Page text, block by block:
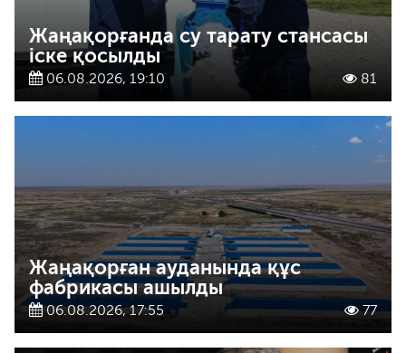
Жаңақорғанда су тарату стансасы
іске қосылды
06.08.2026, 19:10 81
Жаңақорған ауданында құс
фабрикасы ашылды
06.08.2026, 17:55 77